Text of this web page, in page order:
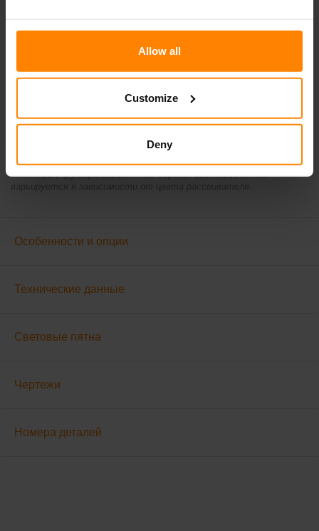
Allow all
Customize
Deny
operational lumens.
Не все продукты доступны на всех рынках. В ходе постоянного
дизайн могут меняться. \nВсе значения являются номинальными.
На иллюстрациях не всегда изображен дизайн каждой версии, а
некоторые функции зависят от версии. Световой поток
варьируется в зависимости от цвета рассеивателя.
Особенности и опции
Технические данные
Световые пятна
Чертежи
Номера деталей